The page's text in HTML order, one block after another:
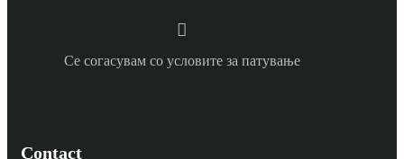
Се согасувам со условите за патување
Contact